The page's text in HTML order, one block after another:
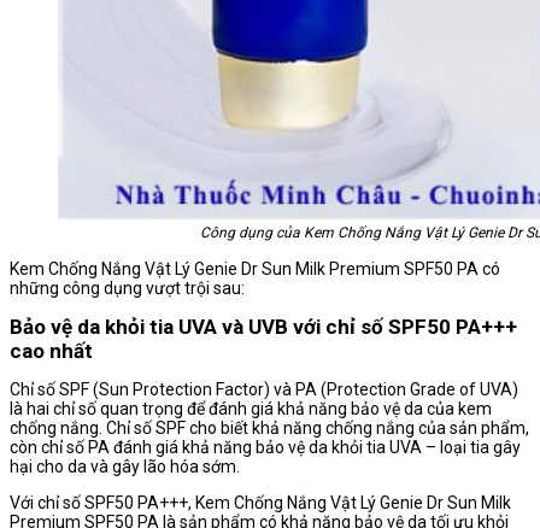
Công dụng của Kem Chống Nắng Vật Lý Genie Dr
Kem Chống Nắng Vật Lý Genie Dr Sun Milk Premium SPF50 PA có
những công dụng vượt trội sau:
Bảo vệ da khỏi tia UVA và UVB với chỉ số SPF50 PA+++
cao nhất
Chỉ số SPF (Sun Protection Factor) và PA (Protection Grade of UVA)
là hai chỉ số quan trọng để đánh giá khả năng bảo vệ da của kem
chống nắng. Chỉ số SPF cho biết khả năng chống nắng của sản phẩm,
còn chỉ số PA đánh giá khả năng bảo vệ da khỏi tia UVA – loại tia gây
hại cho da và gây lão hóa sớm.
Với chỉ số SPF50 PA+++, Kem Chống Nắng Vật Lý Genie Dr Sun Milk
Premium SPF50 PA là sản phẩm có khả năng bảo vệ da tối ưu khỏi